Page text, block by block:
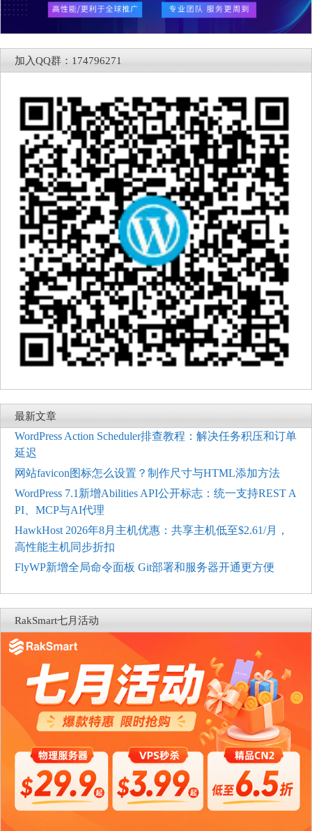
加入QQ群：174796271
最新文章
WordPress Action Scheduler排查教程：解决任务积压和订单
延迟
网站favicon图标怎么设置？制作尺寸与HTML添加方法
WordPress 7.1新增Abilities API公开标志：统一支持REST A
PI、MCP与AI代理
HawkHost 2026年8月主机优惠：共享主机低至$2.61/月，
高性能主机同步折扣
FlyWP新增全局命令面板 Git部署和服务器开通更方便
RakSmart七月活动